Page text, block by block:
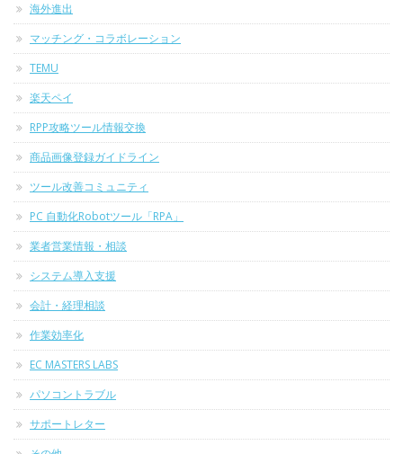
海外進出
マッチング・コラボレーション
TEMU
楽天ペイ
RPP攻略ツール情報交換
商品画像登録ガイドライン
ツール改善コミュニティ
PC 自動化Robotツール「RPA」
業者営業情報・相談
システム導入支援
会計・経理相談
作業効率化
EC MASTERS LABS
パソコントラブル
サポートレター